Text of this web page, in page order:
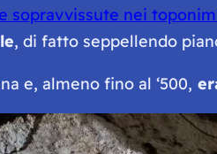
sopravvissute nei
, di fatto seppellendo
e, almeno fino al ‘500,